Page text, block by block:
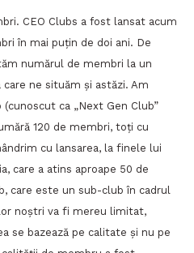
CEO Clubs a fost lansat acum
în mai puțin de doi ani. De
numărul de membri la un
care ne situăm și astăzi. Am
ca „Next Gen Club”
120 de membri, toți cu
cu lansarea, la finele lui
care a atins aproape 50 de
care este un sub-club în cadrul
noștri va fi mereu limitat,
se bazează pe calitate și nu pe